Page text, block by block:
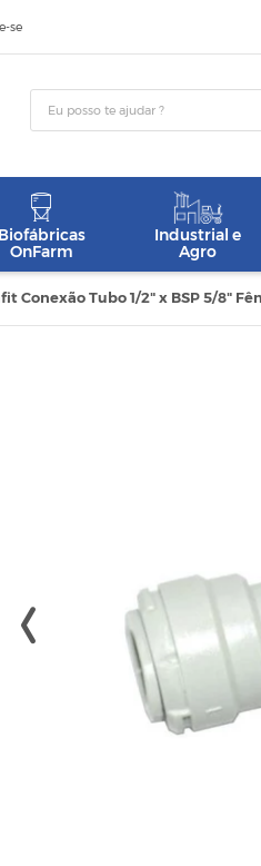
se
Biofábricas
OnFarm
Industrial e
Agro
Conexão Tubo 1/2" x BSP 5/8"